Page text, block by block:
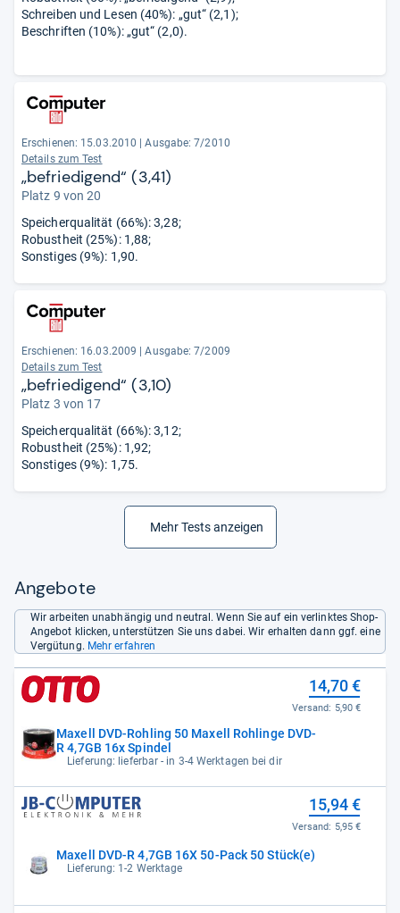
Schreiben und Lesen (40%): „gut“ (2,1);
Beschriften (10%): „gut“ (2,0).
Erschienen: 15.03.2010
Ausgabe: 7/2010
Details zum Test
„befriedigend“ (3,41)
Platz 9 von 20
Speicherqualität (66%): 3,28;
Robustheit (25%): 1,88;
Sonstiges (9%): 1,90.
Erschienen: 16.03.2009
Ausgabe: 7/2009
Details zum Test
„befriedigend“ (3,10)
Platz 3 von 17
Speicherqualität (66%): 3,12;
Robustheit (25%): 1,92;
Sonstiges (9%): 1,75.
Mehr Tests anzeigen
Angebote
Wir arbeiten unabhängig und neutral. Wenn Sie auf ein verlinktes Shop-
Angebot klicken, unterstützen Sie uns dabei. Wir erhalten dann ggf. eine
Vergütung. Mehr erfahren
Maxell DVD-Rohling 50 Maxell Rohlinge DVD-
R 4,7GB 16x Spindel
Lieferung: lieferbar - in 3-4 Werktagen bei dir
14,70 €
Versand: 5,90 €
Maxell DVD-R 4,7GB 16X 50-Pack 50 Stück(e)
Lieferung: 1-2 Werktage
15,94 €
Versand: 5,95 €